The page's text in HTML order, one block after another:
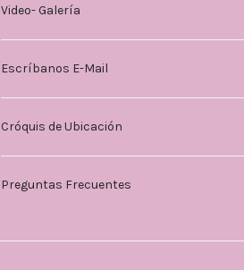
Video- Galería
Escríbanos E-Mail
Cróquis de Ubicación
Preguntas Frecuentes